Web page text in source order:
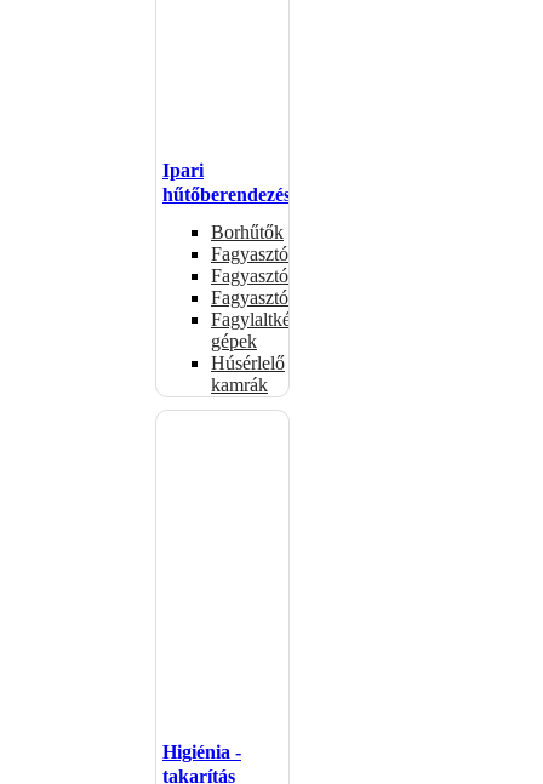
Ipari
hűtőberendezések
Borhűtők
Fagyasztóasztalok
Fagyasztóládák
Fagyasztószekrények
Fagylaltkészítő
gépek
Húsérlelő
kamrák
Higiénia -
takarítás